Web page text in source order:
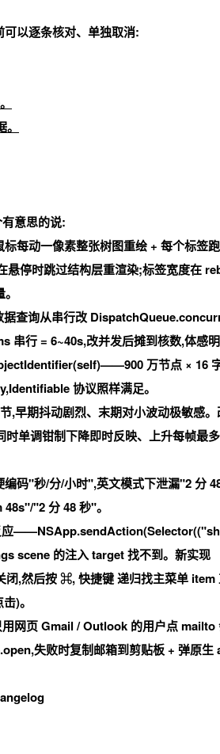
可以逐条核对、单独取消:
意思的说:
每动一像素整张树图重绘 + 每个标签
停时跳过结构层重渲染;标签宽度在
查询从串行改
串行 = 6~40s,改并发后摊到核数,体感明
万节点 × 16
协议照样满足。
,早期抖动剧烈、末期对小波动极敏感
单调钳制下降即时反映、上升每帧最
码"秒/分/小时",英文模式下泄漏"2 分
"2 分 48 秒"。
应
scene 的注入 target 找不到。新实现
闭,然后按⌘, 快捷键递归找主菜单 item
)。
网页 Gmail / Outlook 的用户点 mailto
失败时复制邮箱到剪贴板 + 弹原生